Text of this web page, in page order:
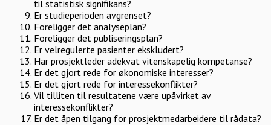
til statistisk signifikans?
Er studieperioden avgrenset?
Foreligger det analyseplan?
Foreligger det publiseringsplan?
Er velregulerte pasienter ekskludert?
Har prosjektleder adekvat vitenskapelig kompetanse?
Er det gjort rede for økonomiske interesser?
Er det gjort rede for interessekonflikter?
Vil tilliten til resultatene være upåvirket av
interessekonflikter?
Er det åpen tilgang for prosjektmedarbeidere til rådata?